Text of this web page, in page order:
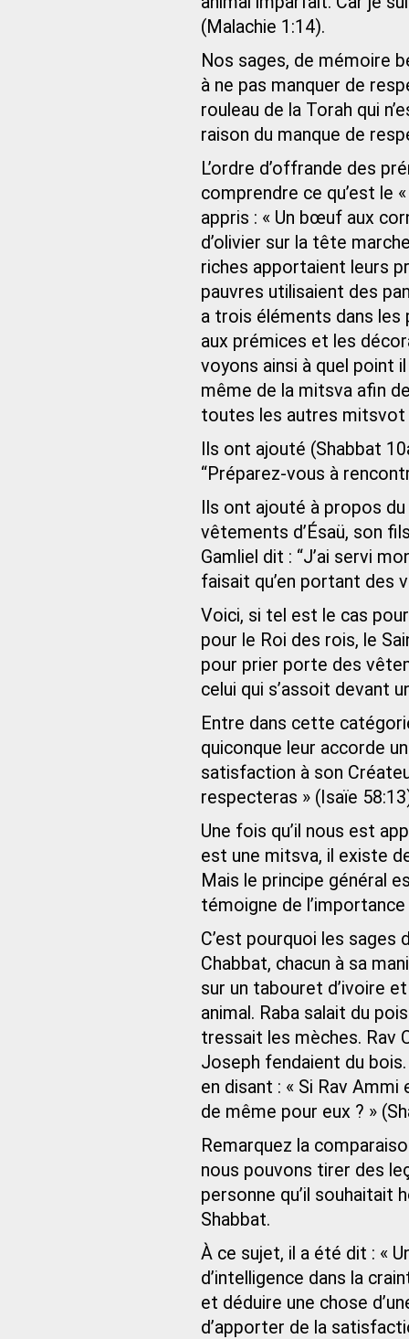
(Malachie 1:14).
Nos sages, de mémoire
à ne pas manquer de
rouleau de la Torah qui
raison du manque de
L’ordre d’offrande des
comprendre ce qu’est le
appris : « Un bœuf aux
d’olivier sur la tête
riches apportaient leurs
pauvres utilisaient des
a trois éléments dans les
aux prémices et les
voyons ainsi à quel point
même de la mitsva afin
toutes les autres mitsvot
Ils ont ajouté (Shabbat
“Préparez-vous à
Ils ont ajouté à propos
vêtements d’Ésaü, son
Gamliel dit : “J’ai servi
faisait qu’en portant des
Voici, si tel est le cas
pour le Roi des rois, le
pour prier porte des
celui qui s’assoit devant
Entre dans cette
quiconque leur accorde
satisfaction à son
respecteras » (Isaïe
Une fois qu’il nous est
est une mitsva, il existe
Mais le principe général
témoigne de
C’est pourquoi les sages
Chabbat, chacun à sa
sur un tabouret d’ivoire
animal. Raba salait du
tressait les mèches. Rav
Joseph fendaient du
en disant : « Si Rav
de même pour eux ? »
Remarquez la
nous pouvons tirer des
personne qu’il souhaitait
Shabbat.
À ce sujet, il a été dit : «
d’intelligence dans la
et déduire une chose
d’apporter de la